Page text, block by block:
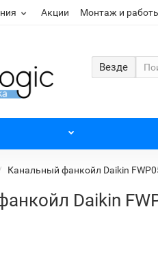
Акции Монтаж и
Везде
Канальный фанкойл Daikin
Daikin